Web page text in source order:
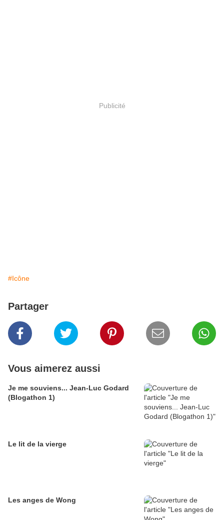
Publicité
#Icône
Partager
Vous aimerez aussi
Je me souviens... Jean-Luc Godard
(Blogathon 1)
Le lit de la vierge
Les anges de Wong